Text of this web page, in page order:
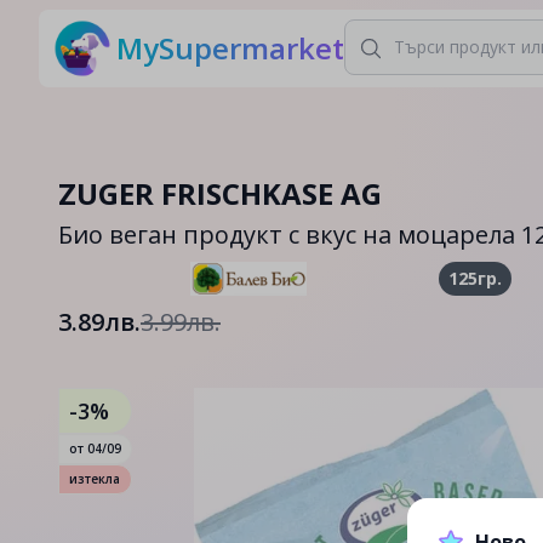
MySupermarket
ZUGER FRISCHKASE AG
Био веган продукт с вкус на моцарела
125гр.
3.89лв.3.99лв.
-3%
от 04/09
изтекла